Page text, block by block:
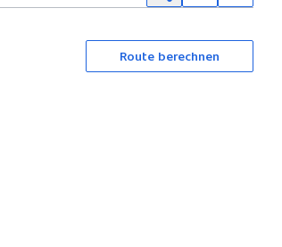
Route berechnen